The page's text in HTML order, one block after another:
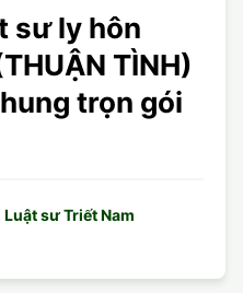
sư ly hôn
TÌNH)
trọn gói
Luật sư Triết Nam